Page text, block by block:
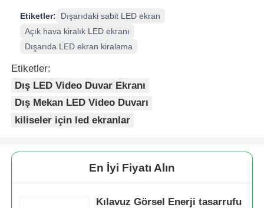
Etiketler:
Dışarıdaki sabit LED ekran
Açık hava kiralık LED ekranı
Dışarıda LED ekran kiralama
Etiketler:
Dış LED Video Duvar Ekranı
Dış Mekan LED Video Duvarı
kiliseler için led ekranlar
En İyi Fiyatı Alın
Kılavuz Görsel Enerji tasarrufu